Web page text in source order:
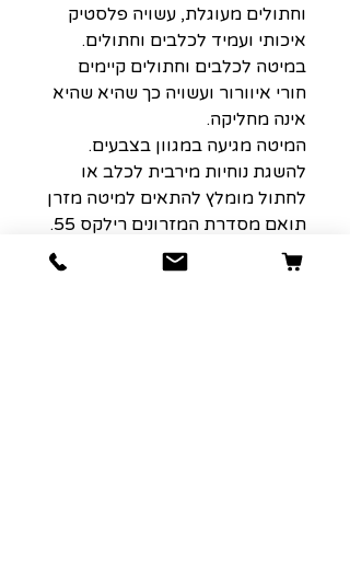
וחתולים מעוגלת, עשויה פלסטיק
איכותי ועמיד לכלבים וחתולים.
במיטה לכלבים וחתולים קיימים
חורי איוורור ועשויה כך שהיא שהיא
אינה מחליקה.
המיטה מגיעה במגוון בצבעים.
להשגת נוחיות מירבית לכלב או
לחתול מומלץ להתאים למיטה מזרן
תואם מסדרת המזרונים רילקס 55.
תוצרת חברת Ferplast איטליה.
אורך : 55 ס"מ